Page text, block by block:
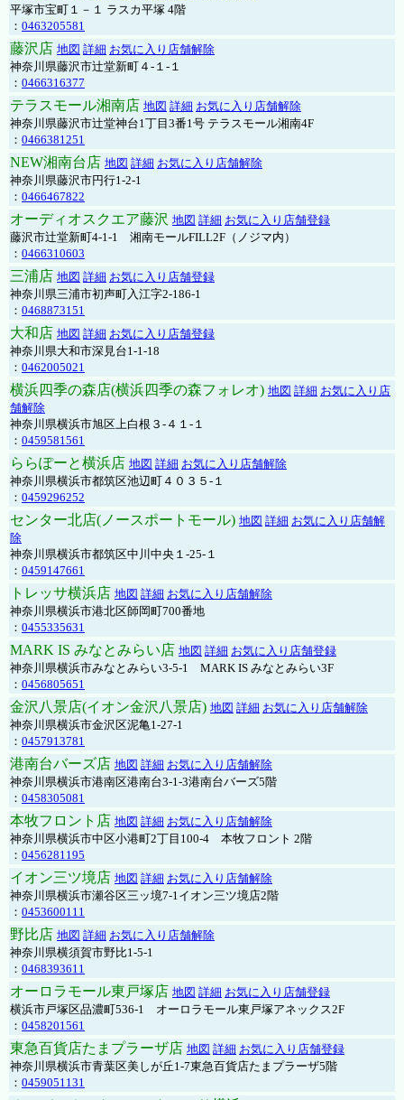
平塚市宝町１－１ ラスカ平塚 4階
： 0463205581
藤沢店 地図 詳細 お気に入り店舗解除
神奈川県藤沢市辻堂新町４-１-１
： 0466316377
テラスモール湘南店 地図 詳細 お気に入り店舗解除
神奈川県藤沢市辻堂神台1丁目3番1号 テラスモール湘南4F
： 0466381251
NEW湘南台店 地図 詳細 お気に入り店舗解除
神奈川県藤沢市円行1-2-1
： 0466467822
オーディオスクエア藤沢 地図 詳細 お気に入り店舗登録
藤沢市辻堂新町4-1-1 湘南モールFILL2F（ノジマ内）
： 0466310603
三浦店 地図 詳細 お気に入り店舗登録
神奈川県三浦市初声町入江字2-186-1
： 0468873151
大和店 地図 詳細 お気に入り店舗登録
神奈川県大和市深見台1-1-18
： 0462005021
横浜四季の森店(横浜四季の森フォレオ) 地図 詳細 お気に入り店
舗解除
神奈川県横浜市旭区上白根３-４１-１
： 0459581561
ららぽーと横浜店 地図 詳細 お気に入り店舗解除
神奈川県横浜市都筑区池辺町４０３５-１
： 0459296252
センター北店(ノースポートモール) 地図 詳細 お気に入り店舗解
除
神奈川県横浜市都筑区中川中央１-25-１
： 0459147661
トレッサ横浜店 地図 詳細 お気に入り店舗解除
神奈川県横浜市港北区師岡町700番地
： 0455335631
MARK IS みなとみらい店 地図 詳細 お気に入り店舗登録
神奈川県横浜市みなとみらい3-5-1 MARK IS みなとみらい3F
： 0456805651
金沢八景店(イオン金沢八景店) 地図 詳細 お気に入り店舗解除
神奈川県横浜市金沢区泥亀1-27-1
： 0457913781
港南台バーズ店 地図 詳細 お気に入り店舗解除
神奈川県横浜市港南区港南台3-1-3港南台バーズ5階
： 0458305081
本牧フロント店 地図 詳細 お気に入り店舗解除
神奈川県横浜市中区小港町2丁目100-4 本牧フロント 2階
： 0456281195
イオン三ツ境店 地図 詳細 お気に入り店舗解除
神奈川県横浜市瀬谷区三ッ境7-1イオン三ツ境店2階
： 0453600111
野比店 地図 詳細 お気に入り店舗解除
神奈川県横須賀市野比1-5-1
： 0468393611
オーロラモール東戸塚店 地図 詳細 お気に入り店舗登録
横浜市戸塚区品濃町536-1 オーロラモール東戸塚アネックス2F
： 0458201561
東急百貨店たまプラーザ店 地図 詳細 お気に入り店舗登録
神奈川県横浜市青葉区美しが丘1-7東急百貨店たまプラーザ5階
： 0459051131